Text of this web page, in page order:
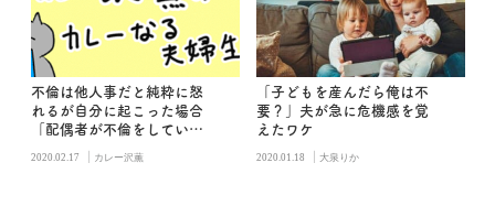
不倫は他人事だと純粋に怒
れるが自分に起こった場合
「配偶者が不倫をしていた
2020.02.17 | カレー沢薫
「子どもを産んだら俺は不
要？」夫が急に危機感を覚
えたワケ
2020.01.18 | 大泉りか